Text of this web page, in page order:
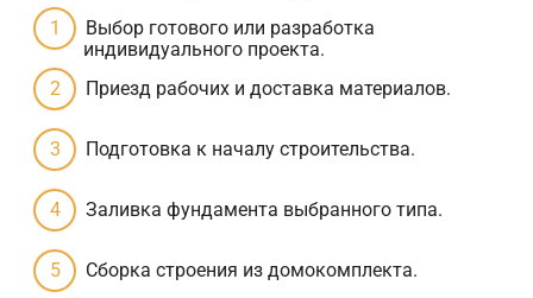
Выбор готового или разработка
индивидуального проекта.
Приезд рабочих и доставка материалов.
Подготовка к началу строительства.
Заливка фундамента выбранного типа.
Сборка строения из домокомплекта.